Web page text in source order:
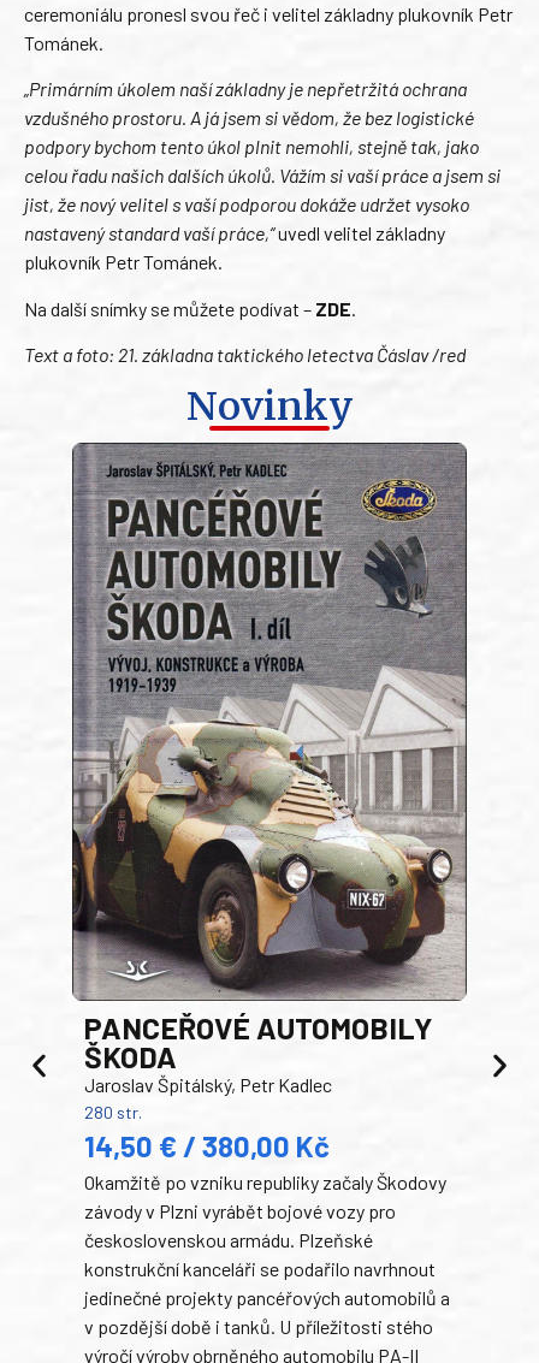
ceremoniálu pronesl svou řeč i velitel základny plukovník Petr
Tománek.
„Primárním úkolem naší základny je nepřetržitá ochrana
vzdušného prostoru. A já jsem si vědom, že bez logistické
podpory bychom tento úkol plnit nemohli, stejně tak, jako
celou řadu našich dalších úkolů. Vážím si vaší práce a jsem si
jist, že nový velitel s vaší podporou dokáže udržet vysoko
nastavený standard vaší práce,“uvedl velitel základny
plukovník Petr Tománek.
Na další snímky se můžete podívat – ZDE
Text a foto: 21. základna taktického letectva Čáslav /red
Novinky
PANCEŘOVÉ AUTOMOBILY
ŠKODA
Jaroslav Špitálský, Petr Kadlec
280 str.
14,50 € / 380,00 Kč
Okamžitě po vzniku republiky začaly Škodovy
závody v Plzni vyrábět bojové vozy pro
československou armádu. Plzeňské
konstrukční kanceláři se podařilo navrhnout
jedinečné projekty pancéřových automobilů a
v pozdější době i tanků. U příležitosti stého
výročí výroby obrněného automobilu PA-II